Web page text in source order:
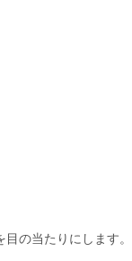
の当たりにします。